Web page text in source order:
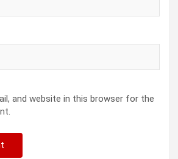
and website in this browser for the